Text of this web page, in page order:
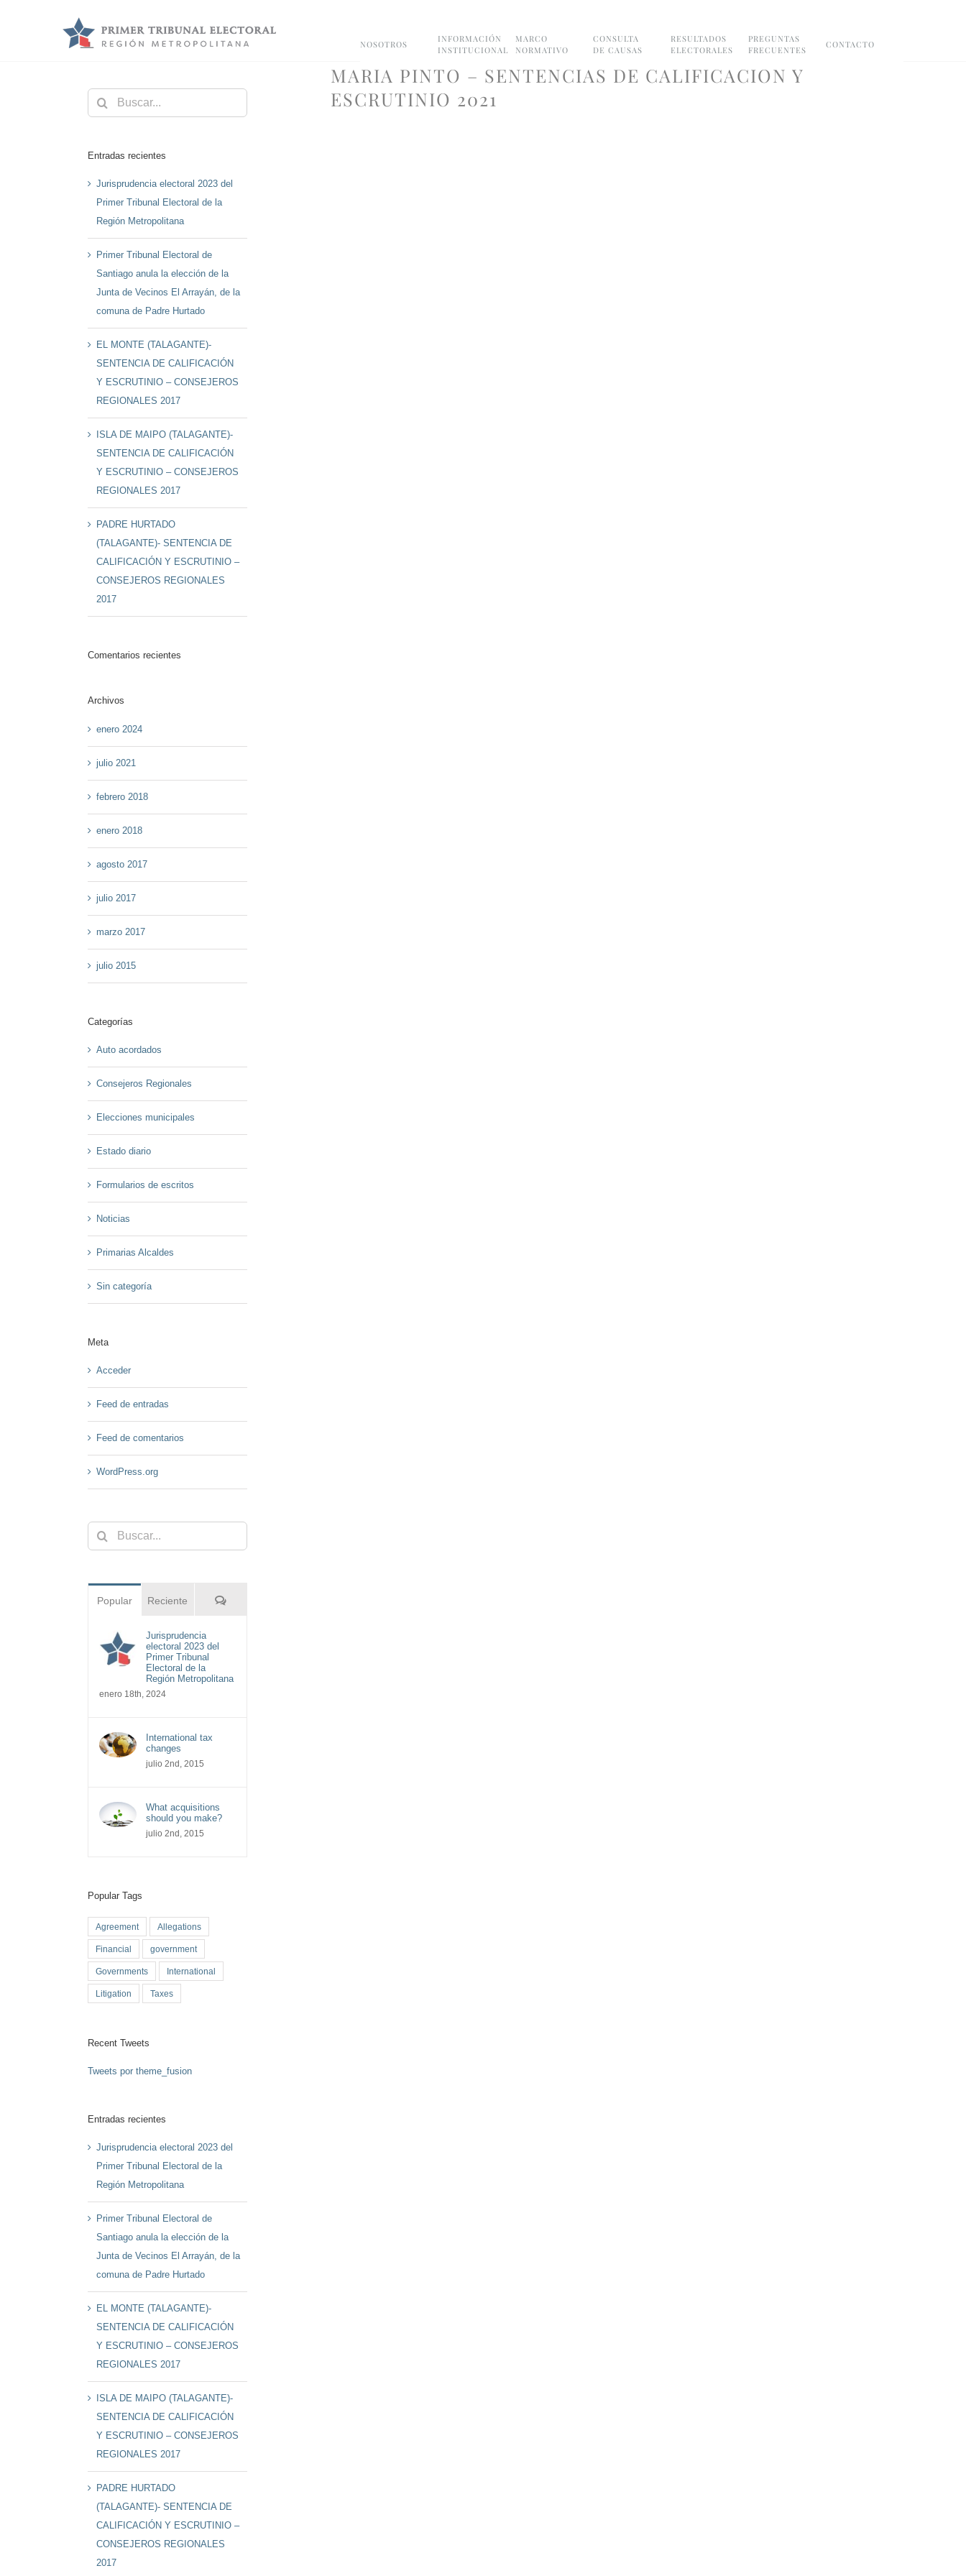
NOSOTROS
INFORMACIÓN
INSTITUCIONAL
MARCO
NORMATIVO
CONSULTA
DE CAUSAS
RESULTADOS
ELECTORALES
PREGUNTAS
FRECUENTES
CONTACTO
MARIA PINTO – SENTENCIAS DE CALIFICACION Y
ESCRUTINIO 2021
Buscar:
Entradas recientes
Jurisprudencia electoral 2023 del
Primer Tribunal Electoral de la
Región Metropolitana
Primer Tribunal Electoral de
Santiago anula la elección de la
Junta de Vecinos El Arrayán, de la
comuna de Padre Hurtado
EL MONTE (TALAGANTE)-
SENTENCIA DE CALIFICACIÓN
Y ESCRUTINIO – CONSEJEROS
REGIONALES 2017
ISLA DE MAIPO (TALAGANTE)-
SENTENCIA DE CALIFICACIÓN
Y ESCRUTINIO – CONSEJEROS
REGIONALES 2017
PADRE HURTADO
(TALAGANTE)- SENTENCIA DE
CALIFICACIÓN Y ESCRUTINIO –
CONSEJEROS REGIONALES
2017
Comentarios recientes
Archivos
enero 2024
julio 2021
febrero 2018
enero 2018
agosto 2017
julio 2017
marzo 2017
julio 2015
Categorías
Auto acordados
Consejeros Regionales
Elecciones municipales
Estado diario
Formularios de escritos
Noticias
Primarias Alcaldes
Sin categoría
Meta
Acceder
Feed de entradas
Feed de comentarios
WordPress.org
Buscar:
Popular Reciente Comentarios
Jurisprudencia
electoral 2023 del
Primer Tribunal
Electoral de la
Región Metropolitana
enero 18th, 2024
International tax
changes
julio 2nd, 2015
What acquisitions
should you make?
julio 2nd, 2015
Popular Tags
Agreement Allegations
Financial government
Governments International
Litigation Taxes
Recent Tweets
Tweets por theme_fusion
Entradas recientes
Jurisprudencia electoral 2023 del
Primer Tribunal Electoral de la
Región Metropolitana
Primer Tribunal Electoral de
Santiago anula la elección de la
Junta de Vecinos El Arrayán, de la
comuna de Padre Hurtado
EL MONTE (TALAGANTE)-
SENTENCIA DE CALIFICACIÓN
Y ESCRUTINIO – CONSEJEROS
REGIONALES 2017
ISLA DE MAIPO (TALAGANTE)-
SENTENCIA DE CALIFICACIÓN
Y ESCRUTINIO – CONSEJEROS
REGIONALES 2017
PADRE HURTADO
(TALAGANTE)- SENTENCIA DE
CALIFICACIÓN Y ESCRUTINIO –
CONSEJEROS REGIONALES
2017